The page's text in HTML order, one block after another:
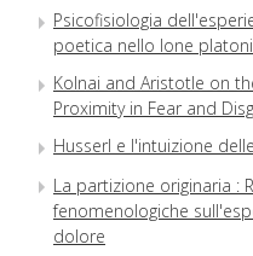
Psicofisiologia
poetica nello Ione
Kolnai and Aristotle on
Proximity in Fear and
Husserl e l'intuizione
La partizione originaria :
fenomenologiche
dolore